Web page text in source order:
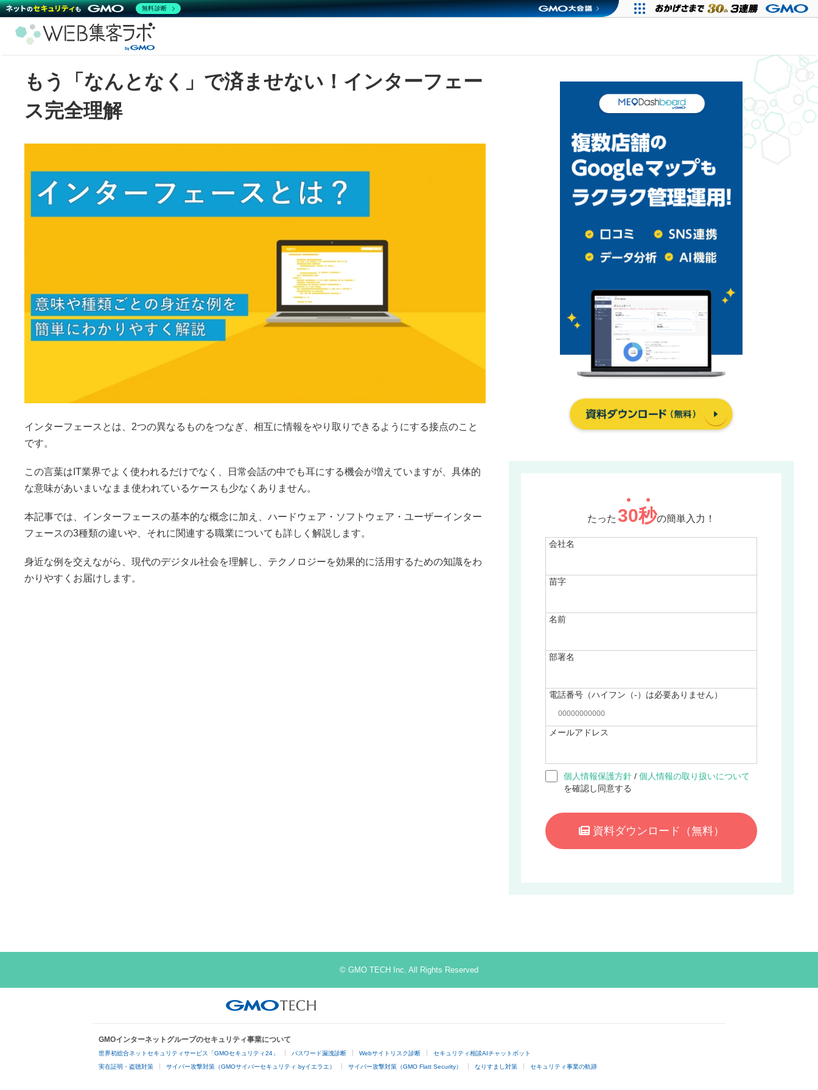
もう「なんとなく」で済ませない！インターフェー
ス完全理解
インターフェースとは、2つの異なるものをつなぎ、相互に情報をやり取りできるようにする接点のこと
です。
この言葉はIT業界でよく使われるだけでなく、日常会話の中でも耳にする機会が増えていますが、具体的
な意味があいまいなまま使われているケースも少なくありません。
本記事では、インターフェースの基本的な概念に加え、ハードウェア・ソフトウェア・ユーザーインター
フェースの3種類の違いや、それに関連する職業についても詳しく解説します。
身近な例を交えながら、現代のデジタル社会を理解し、テクノロジーを効果的に活用するための知識をわ
かりやすくお届けします。
たった 30秒の簡単入力！
会社名
苗字
名前
部署名
電話番号（ハイフン（-）は必要ありません）
メールアドレス
個人情報保護方針 /個人情報の取り扱いについて
を確認し同意する
資料ダウンロード （無料）
© GMO TECH Inc. All Rights Reserved
GMOインターネットグループのセキュリティ事業について
世界初総合ネットセキュリティサービス「GMOセキュリティ24」 パスワード漏洩診断 Webサイトリスク診断
セキュリティ相談AIチャットボット
実在証明・盗聴対策
サイバー攻撃対策（GMOサイバーセキュリティ byイエラエ） サイバー攻撃対策（GMO Flatt Security） なりすまし対策 セキュリティ事業の軌跡
無料診断